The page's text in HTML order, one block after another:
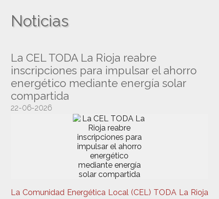
Noticias
La CEL TODA La Rioja reabre
inscripciones para impulsar el ahorro
energético mediante energía solar
compartida
22-06-2026
La Comunidad Energética Local (CEL) TODA La Rioja